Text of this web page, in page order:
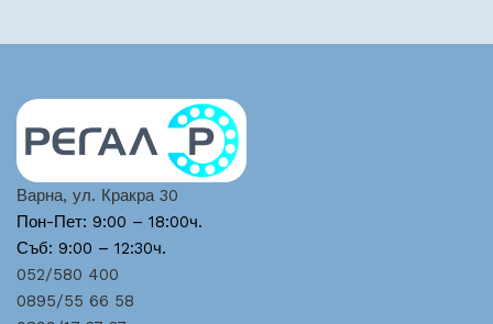
Варна, ул. Кракра 30
Пон-Пет: 9:00 – 18:00ч.
Съб: 9:00 – 12:30ч.
052/580 400
0895/55 66 58